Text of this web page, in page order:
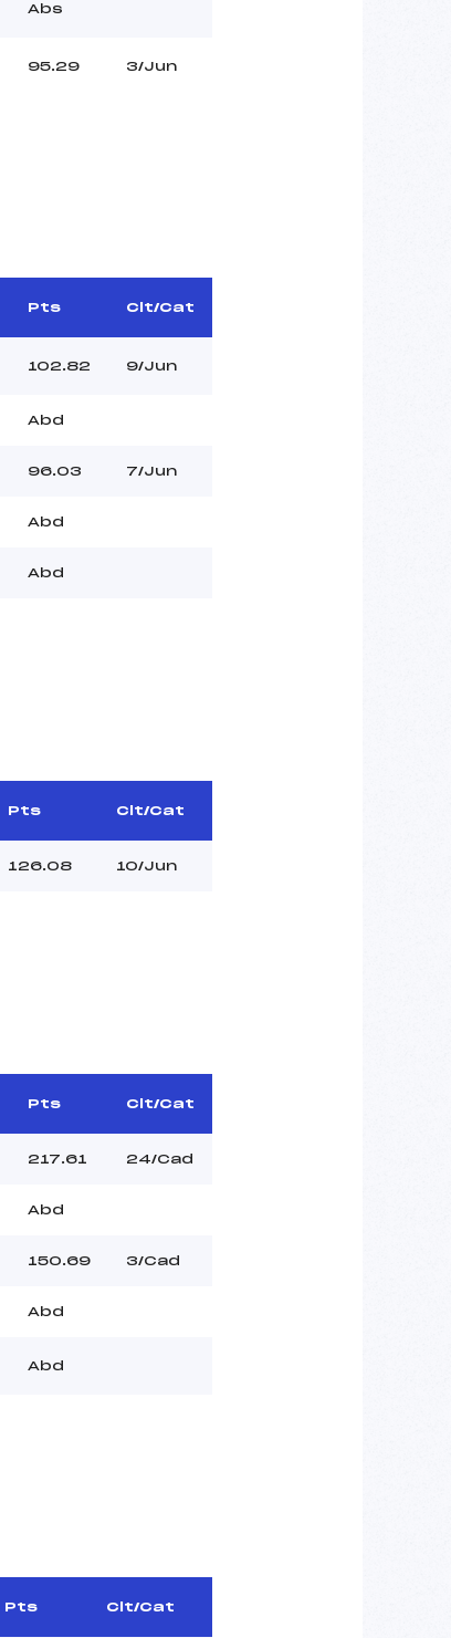
Abs
95.29 3/Jun
Pts Clt/Cat
102.82 9/Jun
Abd
96.03 7/Jun
Abd
Abd
Pts Clt/Cat
126.08 10/Jun
Pts Clt/Cat
217.61 24/Cad
Abd
150.69 3/Cad
Abd
Abd
Pts Clt/Cat